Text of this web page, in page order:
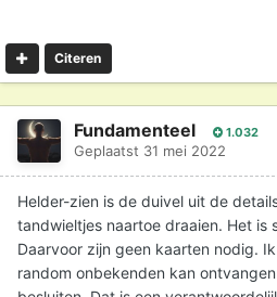
Citeren
Fundamenteel 1.032
Geplaatst 31 mei 2022
Helder-zien is de duivel uit de
tandwieltjes naartoe draaien. Het is
Daarvoor zijn geen kaarten nodig.
random onbekenden kan